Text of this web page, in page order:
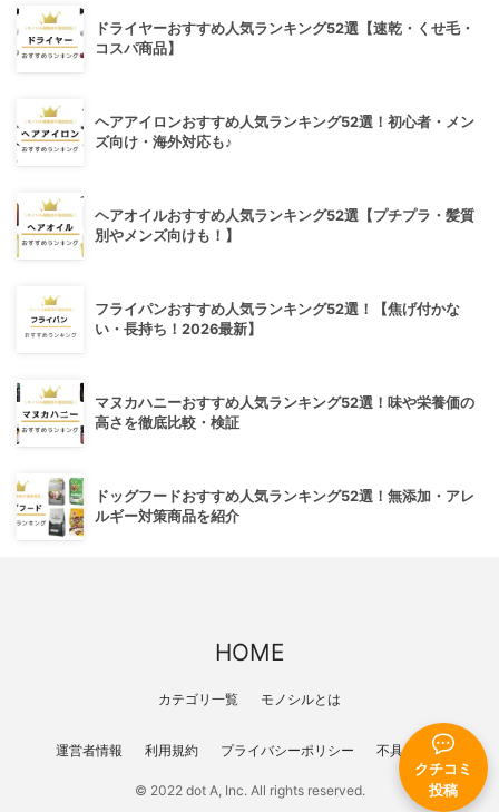
クチコミ
投稿
ドライヤーおすすめ人気ランキング52選【速乾・くせ毛・
コスパ商品】
ヘアアイロンおすすめ人気ランキング52選！初心者・メン
ズ向け・海外対応も♪
ヘアオイルおすすめ人気ランキング52選【プチプラ・髪質
別やメンズ向けも！】
フライパンおすすめ人気ランキング52選！【焦げ付かな
い・長持ち！2026最新】
マヌカハニーおすすめ人気ランキング52選！味や栄養価の
高さを徹底比較・検証
ドッグフードおすすめ人気ランキング52選！無添加・アレ
ルギー対策商品を紹介
HOME
カテゴリ一覧 モノシルとは
運営者情報 利用規約 プライバシーポリシー 不具合報告
© 2022 dot A, Inc. All rights reserved.